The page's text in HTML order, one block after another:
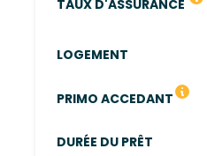
TAUX D'ASSURANCE
LOGEMENT
PRIMO ACCEDANT
Vous n'avez pas été
DURÉE DU PRÊT